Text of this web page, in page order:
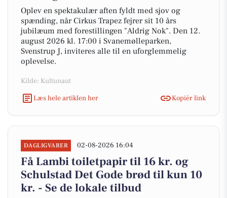
Oplev en spektakulær aften fyldt med sjov og
spænding, når Cirkus Trapez fejrer sit 10 års
jubilæum med forestillingen "Aldrig Nok". Den 12.
august 2026 kl. 17:00 i Svanemølleparken,
Svenstrup J, inviteres alle til en uforglemmelig
oplevelse.
Kilde: Kultunaut
Læs hele artiklen her
Kopiér link
DAGLIGVARER 02-08-2026 16:04
Få Lambi toiletpapir til 16 kr. og
Schulstad Det Gode brød til kun 10
kr. - Se de lokale tilbud